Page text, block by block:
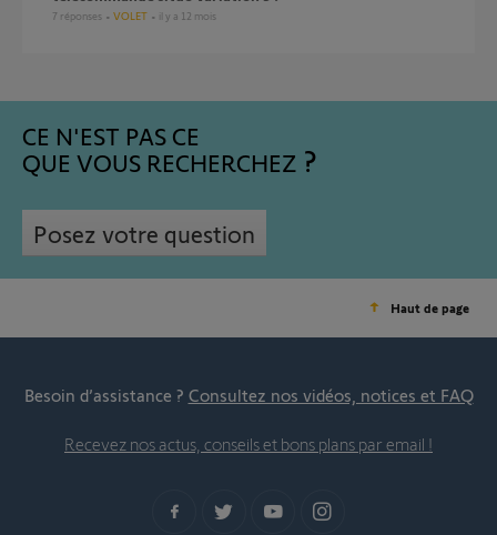
7 réponses VOLET il y a 12 mois
CE N'EST PAS CE
QUE VOUS RECHERCHEZ
Posez votre question
Haut de page
Besoin d’assistance ? Consultez nos vidéos, notices et FAQ
Recevez nos actus, conseils et bons plans par email !